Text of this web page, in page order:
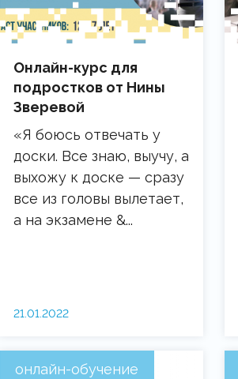
Онлайн-курс для
подростков от Нины
Зверевой
«Я боюсь отвечать у
доски. Все знаю, выучу, а
выхожу к доске — сразу
все из головы вылетает,
а на экзамене &...
21.01.2022
онлайн-обучение